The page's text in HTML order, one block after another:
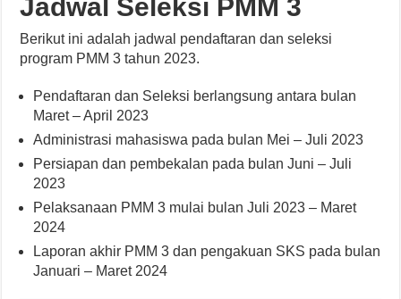
Jadwal Seleksi PMM 3
Berikut ini adalah jadwal pendaftaran dan seleksi
program PMM 3 tahun 2023.
Pendaftaran dan Seleksi berlangsung antara bulan
Maret – April 2023
Administrasi mahasiswa pada bulan Mei – Juli 2023
Persiapan dan pembekalan pada bulan Juni – Juli
2023
Pelaksanaan PMM 3 mulai bulan Juli 2023 – Maret
2024
Laporan akhir PMM 3 dan pengakuan SKS pada bulan
Januari – Maret 2024